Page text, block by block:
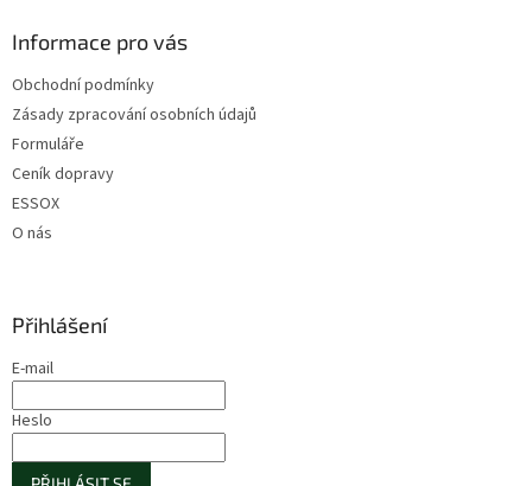
Informace pro vás
Obchodní podmínky
Zásady zpracování osobních údajů
Formuláře
Ceník dopravy
ESSOX
O nás
Přihlášení
E-mail
Heslo